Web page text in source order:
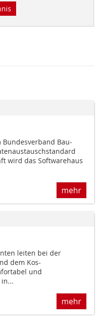
Bundesverband Bau­
wird das Softwarehaus
mehr
leiten bei der
dem Kos-
und
mehr